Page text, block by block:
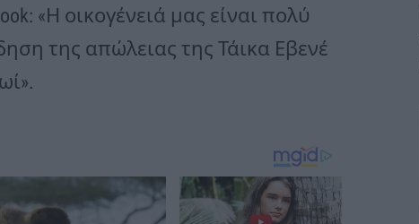
«Η οικογένειά μας είναι πολύ
της απώλειας της Τάικα Εβενέ